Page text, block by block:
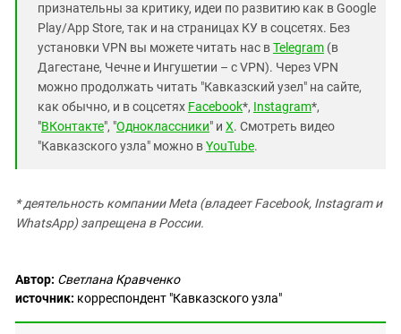
признательны за критику, идеи по развитию как в Google
Play/App Store, так и на страницах КУ в соцсетях. Без
установки VPN вы можете читать нас вTelegram (в
Дагестане, Чечне и Ингушетии – с VPN). Через VPN
можно продолжать читать "Кавказский узел" на сайте,
как обычно, и в соцсетях Facebook*, Instagram*,
"ВКонтакте", "Одноклассники" и X. Смотреть видео
"Кавказского узла" можно вYouTube.
* деятельность компании Meta (владеет Facebook, Instagram и
WhatsApp) запрещена в России.
Автор: Светлана Кравченко
источник: корреспондент "Кавказского узла"